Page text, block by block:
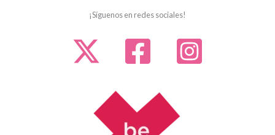
¡Síguenos en redes sociales!